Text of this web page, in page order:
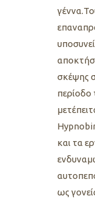
σκέψης
περίοδο
και τα
ως